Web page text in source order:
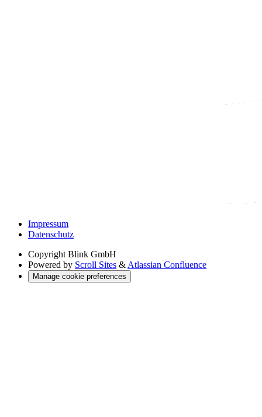
Impressum
Datenschutz
Copyright Blink GmbH
Powered by Scroll Sites & Atlassian Confluence
Manage cookie preferences